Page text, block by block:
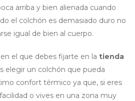
arriba y bien alienada cuando
el colchón es demasiado duro no
igual de bien al cuerpo.
el que debes fijarte en la tienda
elegir un colchón que pueda
confort térmico ya que, si eres
o vives en una zona muy